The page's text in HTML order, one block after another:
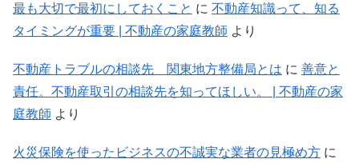
最も大切で最初にしておくこと に 不動産知識って、知る
タイミングが重要 | 不動産の家庭教師 より
不動産トラブルの相談先 関東地方整備局とは に 善意と
責任。不動産取引の相談先を知ってほしい。 | 不動産の家
庭教師 より
火災保険を使ったビジネスの不誠実な業者の見極め方 に